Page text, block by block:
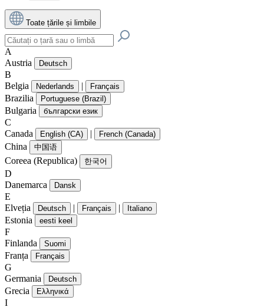
Toate țările și limbile
A
Austria
Deutsch
B
Belgia
Nederlands | Français
Brazilia Portuguese (Brazil)
Bulgaria български език
C
Canada
English (CA) | French (Canada)
China 中国语
Coreea (Republica) 한국어
D
Danemarca
Dansk
E
Elveția
Deutsch | Français | Italiano
Estonia eesti keel
F
Finlanda
Suomi
Franța Français
G
Germania
Deutsch
Grecia Ελληνικά
I